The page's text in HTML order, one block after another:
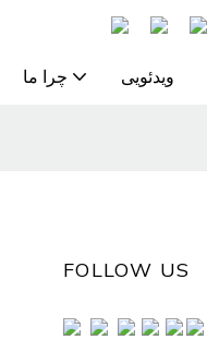
چرا ما ویدئویی
FOLLOW US